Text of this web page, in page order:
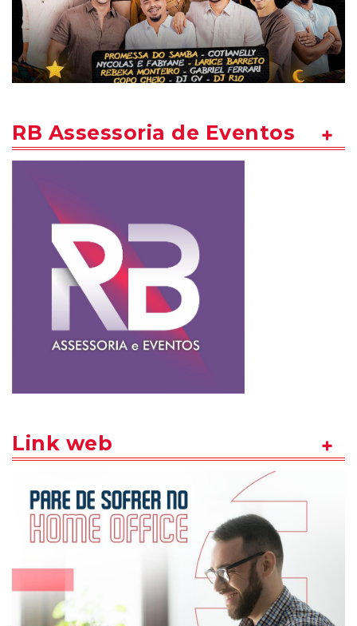
RB Assessoria de Eventos
Link web